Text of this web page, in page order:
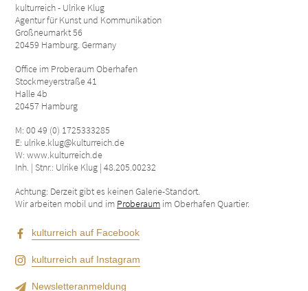
kulturreich - Ulrike Klug
Agentur für Kunst und Kommunikation
Großneumarkt 56
20459 Hamburg. Germany
Office im Proberaum Oberhafen
Stockmeyerstraße 41
Halle 4b
20457 Hamburg
M: 00 49 (0) 1725333285
E: ulrike.klug@kulturreich.de
W: www.kulturreich.de
Inh. | Stnr.: Ulrike Klug | 48.205.00232
Achtung: Derzeit gibt es keinen Galerie-Standort.
Wir arbeiten mobil und im Proberaum im Oberhafen Quartier.
kulturreich auf Facebook
kulturreich auf Instagram
Newsletteranmeldung